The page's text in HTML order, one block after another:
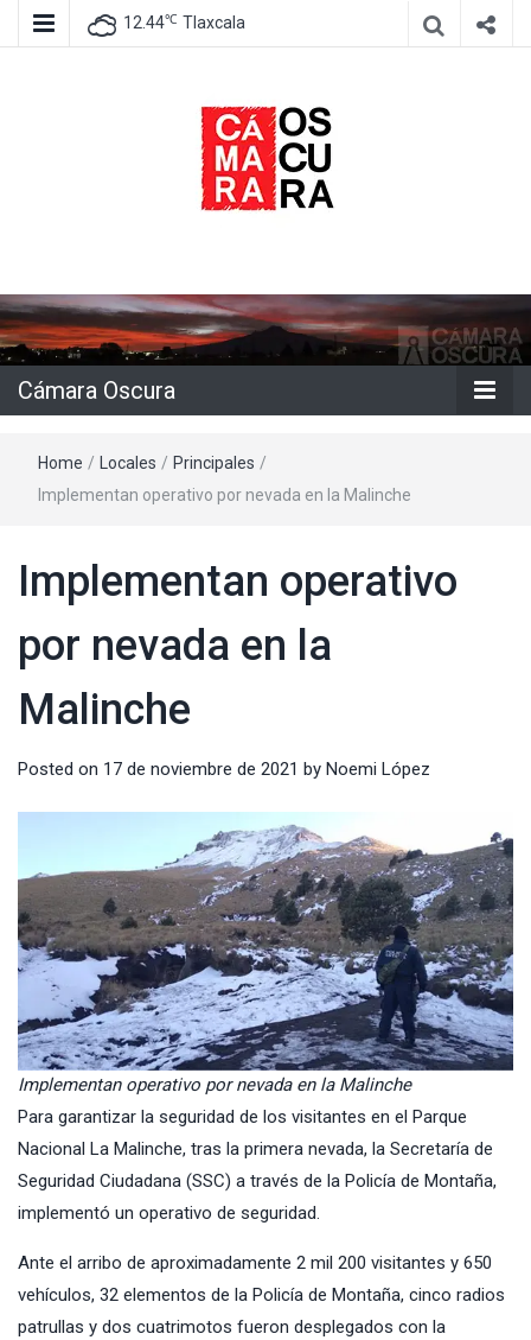
12.44℃ Tlaxcala
Cámara
Oscura
Cámara Oscura
Home / Locales / Principales /
Implementan operativo por nevada en la Malinche
Implementan operativo
por nevada en la
Malinche
Posted on 17 de noviembre de 2021 by Noemi López
Implementan operativo por nevada en la Malinche
Para garantizar la seguridad de los visitantes en el Parque
Nacional La Malinche, tras la primera nevada, l a Secretaría de
Seguridad Ciudadana (SSC) a través de la Policía de Montaña,
implementó un operativo de seguridad.
Ante el arribo de aproximadamente 2 mil 200 visitantes y 650
vehículos, 32 elementos de la Policía de Montaña, cinco radios
patrullas y dos cuatrimotos fueron desplegados con la